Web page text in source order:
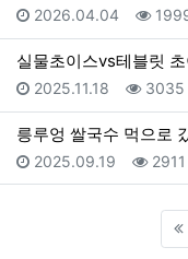
등록일
2026.04.04 조회
실물초이스vs테블릿
등록일
2025.11.18 조회
3035
릉루엉 쌀국수 먹으로
등록일
2025.09.19 조회
2911